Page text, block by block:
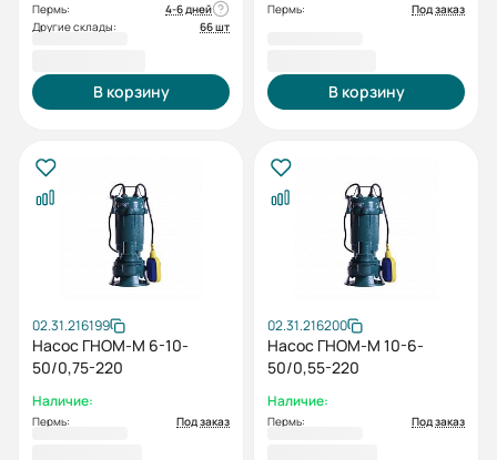
Пермь:
4-6 дней
Другие склады:
66 шт
В корзину
Пермь: Под заказ
В корзину
02.31.216199
Насос ГНОМ-М 6-10-
50/0,75-220
Наличие:
Пермь: Под заказ
02.31.216200
Насос ГНОМ-М 10-6-
50/0,55-220
Наличие:
Пермь: Под заказ